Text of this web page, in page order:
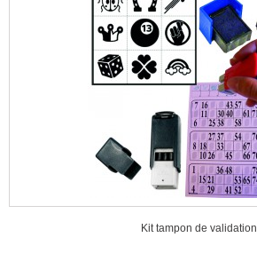
Kit tampon de validation